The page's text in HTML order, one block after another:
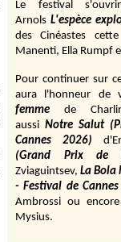
Le festival
Arnols L'espèce
des Cinéastes
Manenti, Ella Rumpf
Pour continuer sur
aura l'honneur de
femme
de
aussi Notre Salut
Cannes 2026)
(Grand Prix de
Zviaguintsev, La Bola
- Festival de
Ambrossi ou encore
Mysius.